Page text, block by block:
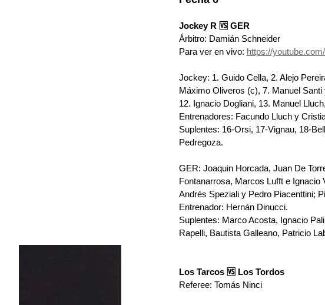
Jockey R 🆚 GER
Árbitro: Damián Schneider
Para ver en vivo: https://
Jockey: 1. Guido Cella, 2. Alejo
Máximo Oliveros (c), 7. Manuel
12. Ignacio Dogliani, 13. Manuel
Entrenadores: Facundo Lluch y
Suplentes: 16-Orsi, 17-Vignau, 18-
Pedregoza.
GER: Joaquin Horcada, Juan De
Fontanarrosa, Marcos Lufft e Ignacio
Andrés Speziali y Pedro Piacenttini;
Entrenador: Hernán Dinucci.
Suplentes: Marco Acosta, Ignacio
Rapelli, Bautista Galleano, Patricio
Los Tarcos 🆚 Los Tordos
Referee: Tomás Ninci